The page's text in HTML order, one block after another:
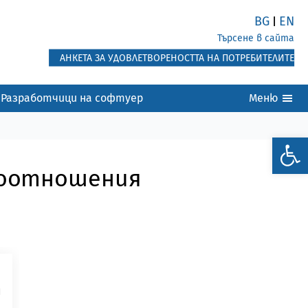
BG EN
Търсене в сайта
АНКЕТА ЗА УДОВЛЕТВОРЕНОСТТА НА ПОТРЕБИТЕЛИТЕ
Разработчици на софтуер Меню